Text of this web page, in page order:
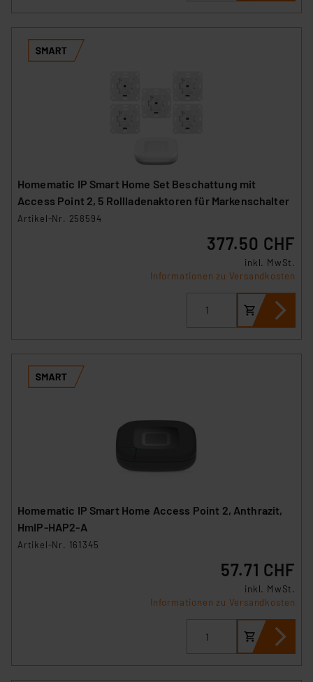
Homematic IP Smart Home Set Beschattung mit
Access Point 2, 5 Rollladenaktoren für Markenschalter
Artikel-Nr. 258594
377.50 CHF
inkl. MwSt.
Informationen zu Versandkosten
Homematic IP Smart Home Access Point 2, Anthrazit,
HmIP-HAP2-A
Artikel-Nr. 161345
57.71 CHF
inkl. MwSt.
Informationen zu Versandkosten